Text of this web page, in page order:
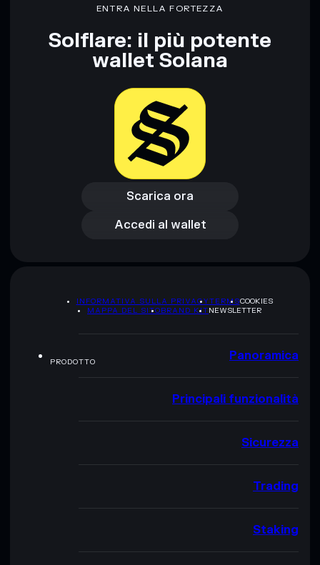
ENTRA NELLA FORTEZZA
Solflare: il più potente
wallet Solana
Scarica ora
Scarica ora
Accedi al wallet
Accedi al wallet
INFORMATIVA SULLA PRIVACYTERMSCOOKIES
MAPPA DEL SITOBRAND KITNEWSLETTER
PRODOTTO Panoramica
Principali funzionalità
Sicurezza
Trading
Staking